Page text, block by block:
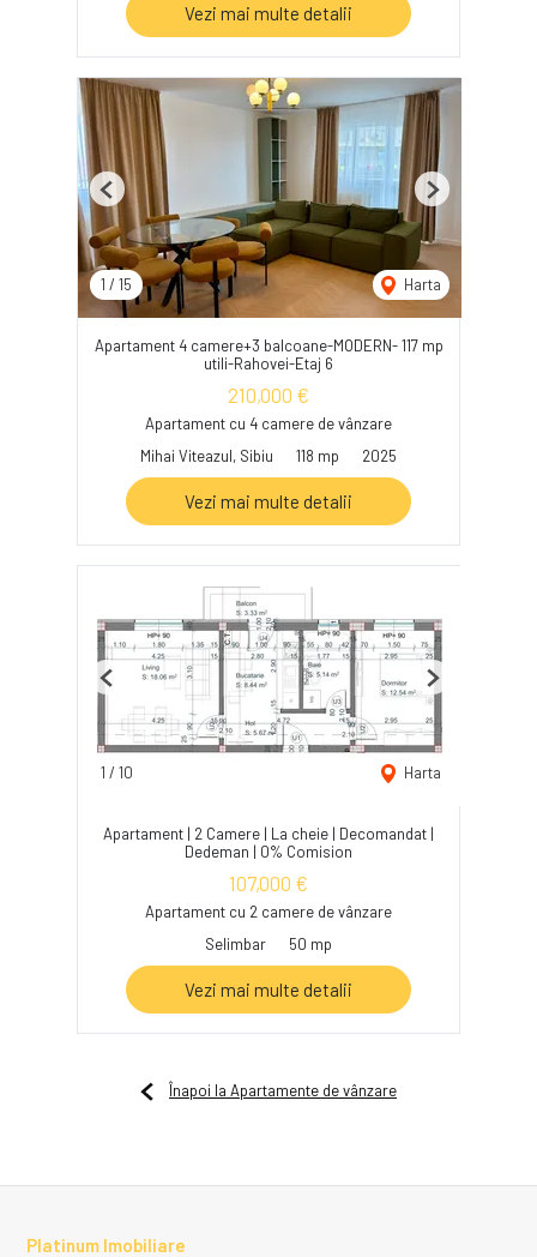
Vezi mai multe detalii
1 / 15 Harta
Previous Next
Apartament 4 camere+3 balcoane-MODERN- 117 mp
utili-Rahovei-Etaj 6
210,000 €
Apartament cu 4 camere de vânzare
Mihai Viteazul, Sibiu
118 mp 2025
Vezi mai multe detalii
1 / 10 Harta
Previous Next
Apartament | 2 Camere | La cheie | Decomandat |
Dedeman | 0% Comision
107,000 €
Apartament cu 2 camere de vânzare
Selimbar
50 mp
Vezi mai multe detalii
Înapoi la Apartamente de vânzare
Platinum Imobiliare